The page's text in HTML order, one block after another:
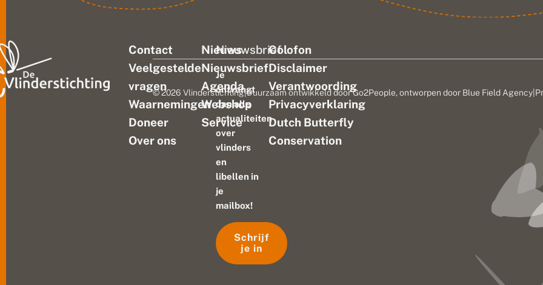
Contact
Veelgestelde
vragen
Waarnemingen
Doneer
Over ons
Nieuws
Nieuwsbrief
Agenda
Webshop
Service
Colofon
Disclaimer
Verantwoording
Privacyverklaring
Dutch Butterfly
Conservation
Nieuwsbrief
Je
ontvangt
dan alle
actualiteiten
over
vlinders
en
libellen in
je
mailbox!
Schrijf
je in
© 2026 Vlinderstichting|Duurzaam ontwikkeld doorGo2People, ontworpen door Blue Field Agency